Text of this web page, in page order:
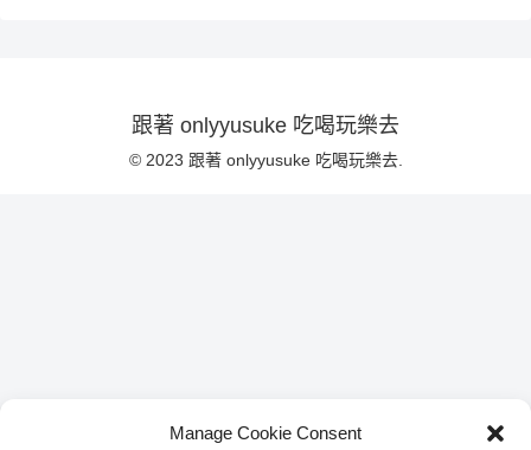
Manage Cookie Consent
跟著 onlyyusuke 吃喝玩樂去
© 2023 跟著 onlyyusuke 吃喝玩樂去.